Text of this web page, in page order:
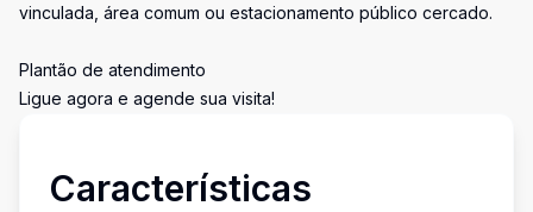
vinculada, área comum ou estacionamento público cercado.
Plantão de atendimento
Ligue agora e agende sua visita!
Características